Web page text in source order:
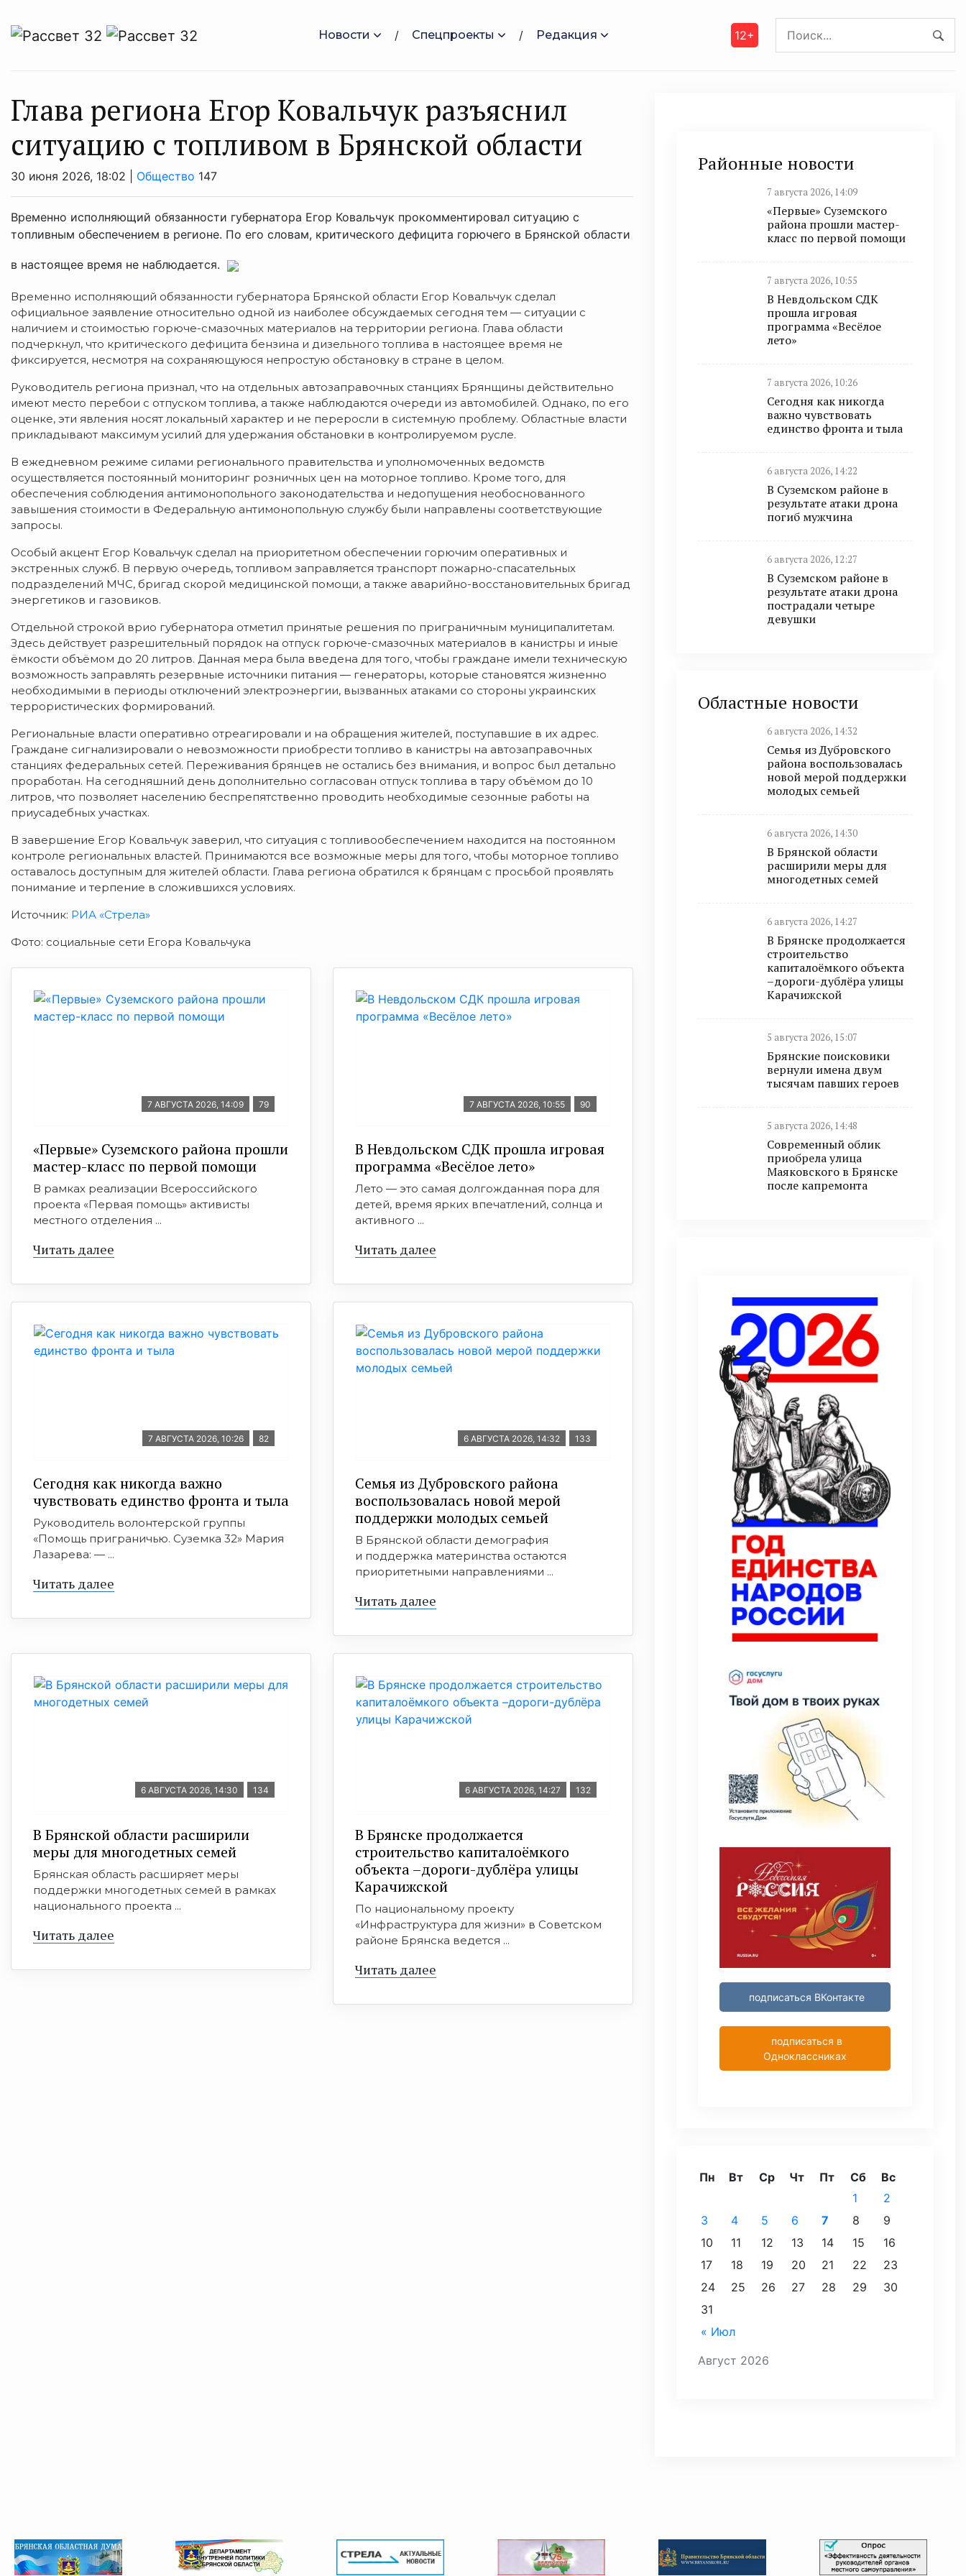
Новости Спецпроекты Редакция 12+
Глава региона Егор Ковальчук разъяснил
ситуацию с топливом в Брянской области
30 июня 2026, 18:02 | Общество 147
Временно исполняющий обязанности губернатора Егор Ковальчук прокомментировал ситуацию с
топливным обеспечением в регионе. По его словам, критического дефицита горючего в Брянской области
в настоящее время не наблюдается.
Временно исполняющий обязанности губернатора Брянской области Егор Ковальчук сделал
официальное заявление относительно одной из наиболее обсуждаемых сегодня тем — ситуации с
наличием и стоимостью горюче-смазочных материалов на территории региона. Глава области
подчеркнул, что критического дефицита бензина и дизельного топлива в настоящее время не
фиксируется, несмотря на сохраняющуюся непростую обстановку в стране в целом.
Руководитель региона признал, что на отдельных автозаправочных станциях Брянщины действительно
имеют место перебои с отпуском топлива, а также наблюдаются очереди из автомобилей. Однако, по его
оценке, эти явления носят локальный характер и не переросли в системную проблему. Областные власти
прикладывают максимум усилий для удержания обстановки в контролируемом русле.
В ежедневном режиме силами регионального правительства и уполномоченных ведомств
осуществляется постоянный мониторинг розничных цен на моторное топливо. Кроме того, для
обеспечения соблюдения антимонопольного законодательства и недопущения необоснованного
завышения стоимости в Федеральную антимонопольную службу были направлены соответствующие
запросы.
Особый акцент Егор Ковальчук сделал на приоритетном обеспечении горючим оперативных и
экстренных служб. В первую очередь, топливом заправляется транспорт пожарно-спасательных
подразделений МЧС, бригад скорой медицинской помощи, а также аварийно-восстановительных бригад
энергетиков и газовиков.
Отдельной строкой врио губернатора отметил принятые решения по приграничным муниципалитетам.
Здесь действует разрешительный порядок на отпуск горюче-смазочных материалов в канистры и иные
ёмкости объёмом до 20 литров. Данная мера была введена для того, чтобы граждане имели техническую
возможность заправлять резервные источники питания — генераторы, которые становятся жизненно
необходимыми в периоды отключений электроэнергии, вызванных атаками со стороны украинских
террористических формирований.
Региональные власти оперативно отреагировали и на обращения жителей, поступавшие в их адрес.
Граждане сигнализировали о невозможности приобрести топливо в канистры на автозаправочных
станциях федеральных сетей. Переживания брянцев не остались без внимания, и вопрос был детально
проработан. На сегодняшний день дополнительно согласован отпуск топлива в тару объёмом до 10
литров, что позволяет населению беспрепятственно проводить необходимые сезонные работы на
приусадебных участках.
В завершение Егор Ковальчук заверил, что ситуация с топливообеспечением находится на постоянном
контроле региональных властей. Принимаются все возможные меры для того, чтобы моторное топливо
оставалось доступным для жителей области. Глава региона обратился к брянцам с просьбой проявлять
понимание и терпение в сложившихся условиях.
Источник: РИА «Стрела»
Фото: социальные сети Егора Ковальчука
7 АВГУСТА 2026, 14:09 79
«Первые» Суземского района прошли
мастер-класс по первой помощи
В рамках реализации Всероссийского
проекта «Первая помощь» активисты
местного отделения ...
Читать далее
7 АВГУСТА 2026, 10:55 90
В Невдольском СДК прошла игровая
программа «Весёлое лето»
Лето — это самая долгожданная пора для
детей, время ярких впечатлений, солнца и
активного ...
Читать далее
7 АВГУСТА 2026, 10:26 82
Сегодня как никогда важно
чувствовать единство фронта и тыла
Руководитель волонтерской группы
«Помощь приграничью. Суземка 32» Мария
Лазарева: — ...
Читать далее
6 АВГУСТА 2026, 14:32 133
Семья из Дубровского района
воспользовалась новой мерой
поддержки молодых семьей
В Брянской области демография
и поддержка материнства остаются
приоритетными направлениями ...
Читать далее
6 АВГУСТА 2026, 14:30 134
В Брянской области расширили
меры для многодетных семей
Брянская область расширяет меры
поддержки многодетных семей в рамках
национального проекта ...
Читать далее
6 АВГУСТА 2026, 14:27 132
В Брянске продолжается
строительство капиталоёмкого
объекта –дороги-дублёра улицы
Карачижской
По национальному проекту
«Инфраструктура для жизни» в Советском
районе Брянска ведется ...
Читать далее
Районные новости
7 августа 2026, 14:09
«Первые» Суземского
района прошли мастер-
класс по первой помощи
7 августа 2026, 10:55
В Невдольском СДК
прошла игровая
программа «Весёлое
лето»
7 августа 2026, 10:26
Сегодня как никогда
важно чувствовать
единство фронта и тыла
6 августа 2026, 14:22
В Суземском районе в
результате атаки дрона
погиб мужчина
6 августа 2026, 12:27
В Суземском районе в
результате атаки дрона
пострадали четыре
девушки
Областные новости
6 августа 2026, 14:32
Семья из Дубровского
района воспользовалась
новой мерой поддержки
молодых семьей
6 августа 2026, 14:30
В Брянской области
расширили меры для
многодетных семей
6 августа 2026, 14:27
В Брянске продолжается
строительство
капиталоёмкого объекта
–дороги-дублёра улицы
Карачижской
5 августа 2026, 15:07
Брянские поисковики
вернули имена двум
тысячам павших героев
5 августа 2026, 14:48
Современный облик
приобрела улица
Маяковского в Брянске
после капремонта
подписаться ВКонтакте
подписаться в
Одноклассниках
Август 2026
Пн Вт Ср Чт Пт Сб Вс
« Июл
1
2
3
4 5 6 7 8
9
10
11 12 13 14 15
16
17
18 19 20 21 22
23
24
25 26 27 28 29
30
31